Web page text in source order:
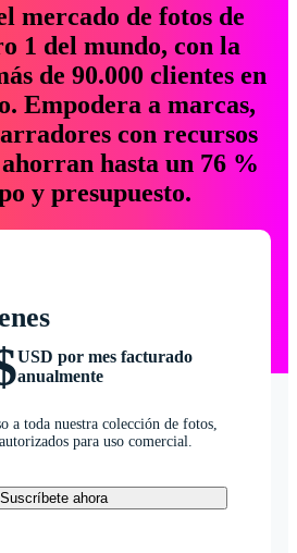
mercado de fotos de
1 del mundo, con la
de 90.000 clientes en
Empodera a marcas,
con recursos
hasta un 76 %
y presupuesto.
USD por mes facturado
anualmente
a toda nuestra colección de fotos,
para uso comercial.
Suscríbete ahora